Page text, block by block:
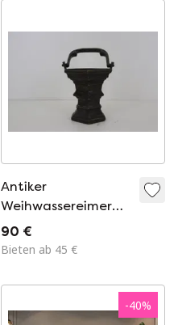
Antiker
Weihwassereimer
aus Bronze /
Weihwasserbecken
(Neugotik)
90 €
Bieten ab 45 €
-40%